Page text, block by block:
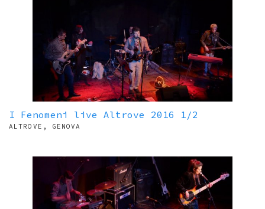
I Fenomeni live Altrove 2016 1/2
ALTROVE, GENOVA